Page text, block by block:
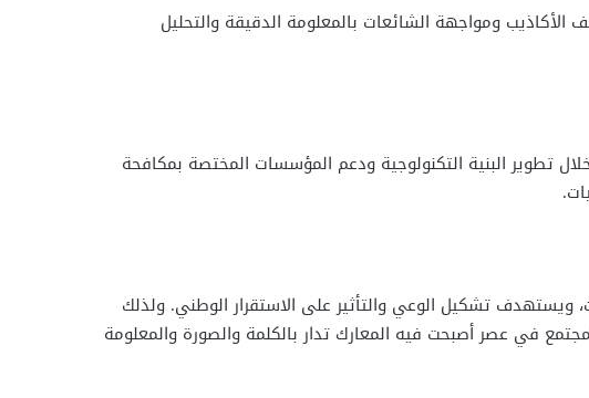
ومواجهة الشائعات بالمعلومة الدقيقة والتحليل
تطوير البنية التكنولوجية ودعم المؤسسات المختصة بمكافحة
ويستهدف تشكيل الوعي والتأثير على الاستقرار الوطني. ولذلك
في عصر أصبحت فيه المعارك تدار بالكلمة والصورة والمعلومة